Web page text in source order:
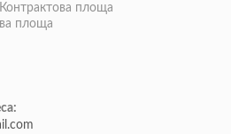
Контрактова площа
площа